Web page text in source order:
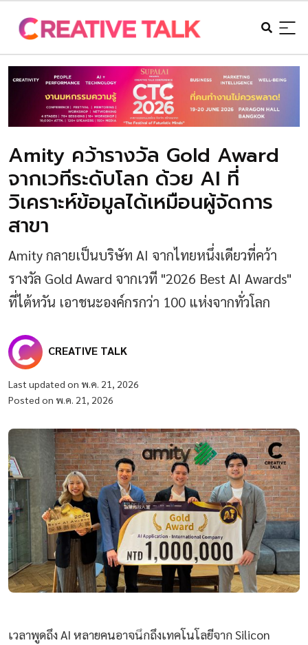
Amity คว้ารางวัล Gold Award
จากเวทีระดับโลก ด้วย AI ที่
วิเคราะห์ข้อมูลได้เหมือนผู้จัดการ
สาขา
Amity กลายเป็นบริษัท AI จากไทยหนึ่งเดียวที่คว้า
รางวัล Gold Award จากเวที "2026 Best AI Awards"
ที่ไต้หวัน เอาชนะองค์กรกว่า 100 แห่งจากทั่วโลก
CREATIVE TALK
Last updated on พ.ค. 21, 2026
Posted on พ.ค. 21, 2026
เวลาพูดถึง AI หลายคนอาจนึกถึงเทคโนโลยีจาก Silicon